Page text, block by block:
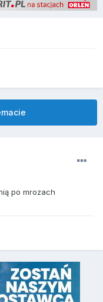
po mrozach